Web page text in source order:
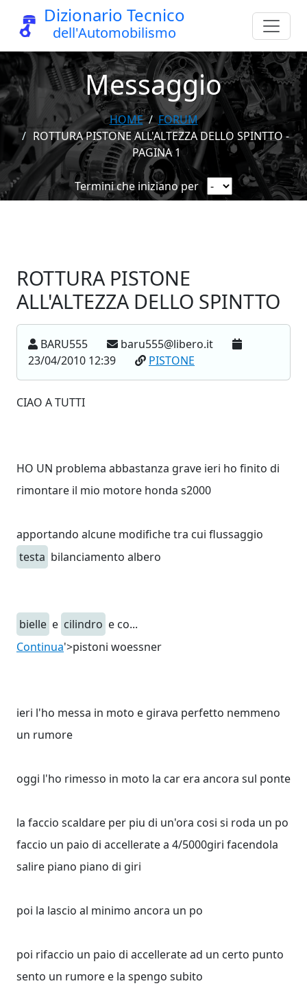
Dizionario Tecnico
dell'Automobilismo
Messaggio
HOME
FORUM
ROTTURA PISTONE ALL'ALTEZZA DELLO SPINTTO -
PAGINA 1
Termini che iniziano per
ROTTURA PISTONE
ALL'ALTEZZA DELLO SPINTTO
BARU555
baru555@libero.it
23/04/2010 12:39
PISTONE
CIAO A TUTTI
HO UN problema abbastanza grave ieri ho finito di
rimontare il mio motore honda s2000
apportando alcune modifiche tra cui flussaggio
testa bilanciamento albero
bielle e cilindro e co...
Continua'>pistoni woessner
ieri l'ho messa in moto e girava perfetto nemmeno
un rumore
oggi l'ho rimesso in moto la car era ancora sul ponte
la faccio scaldare per piu di un'ora cosi si roda un po
faccio un paio di accellerate a 4/5000giri facendola
salire piano piano di giri
poi la lascio al minimo ancora un po
poi rifaccio un paio di accellerate ad un certo punto
sento un rumore e la spengo subito